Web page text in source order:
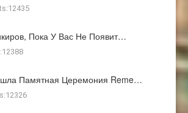
Пока У Вас Не Появит…
Памятная Церемония Reme…